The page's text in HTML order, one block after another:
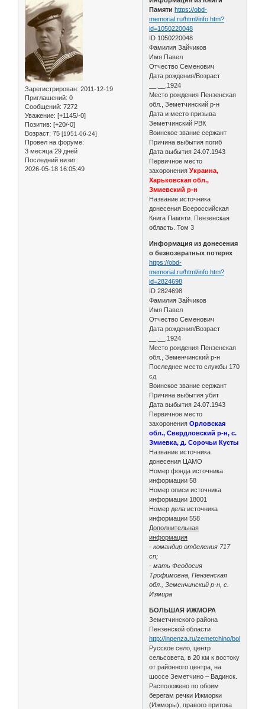
Зарегистрирован: 2011-12-19
Приглашений: 0
Сообщений: 7272
Уважение: [+1145/-0]
Позитив: [+20/-0]
Возраст: 75 [1951-06-24]
Провел на форуме:
3 месяца 29 дней
Последний визит:
2026-05-18 16:05:49
Памяти https://obd-
memorial.ru/html/info.htm?
id=1050220048
ID 1050220048
Фамилия Зайчиков
Имя Павел
Отчество Семенович
Дата рождения/Возраст
__.__.1924
Место рождения Пензенская
обл., Земетчинский р-н
Дата и место призыва
Земетчинский РВК
Воинское звание сержант
Причина выбытия погиб
Дата выбытия 24.07.1943
Первичное место
захороненияУкраина,
Харьковская обл.,
Змиевский р-н
Название источника
донесения Всероссийская
Книга Памяти. Пензенская
область. Том 3
Информация из донесения
о безвозвратных потерях
https://obd-
memorial.ru/html/info.htm?
id=2824698
ID 2824698
Фамилия Зайчиков
Имя Павел
Отчество Семенович
Дата рождения/Возраст
__.__.1924
Место рождения Пензенская
обл., Земенчинский р-н
Последнее место службы 170
сд
Воинское звание сержант
Причина выбытия убит
Дата выбытия 24.07.1943
Первичное место
захороненияОрловская
обл., Свердловский р-н, с.
Змиевка, д. Сорочьи Кусты
Название источника
донесения ЦАМО
Номер фонда источника
информации 58
Номер описи источника
информации 18001
Номер дела источника
информации 558
Дополнительная
информация
- командир отделения 717
сп;
- мать Феодосия
Трофимовна, Пензенская
обл., Земенчинский р-н, с.
Измира
БОЛЬШАЯ ИЖМОРА
Земетчинского района
Пензенской области
http://inpenza.ru/zemetchino/
Русское село, центр
сельсовета, в 20 км к востоку
от районного центра, на
шоссе Земетчино – Вадинск.
Расположено по обоим
берегам речки Ижморки
(Ижморы), правого притока